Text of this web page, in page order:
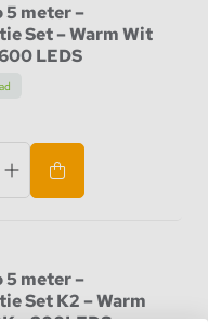
5 meter –
Set – Warm Wit
LEDS
5 meter –
Set K2 – Warm
- 300LEDS